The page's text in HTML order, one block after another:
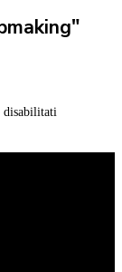
disabilitati